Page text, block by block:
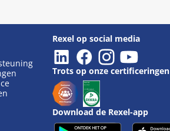
Rexel op social media
Trots op onze certificeringen
Download de Rexel-app